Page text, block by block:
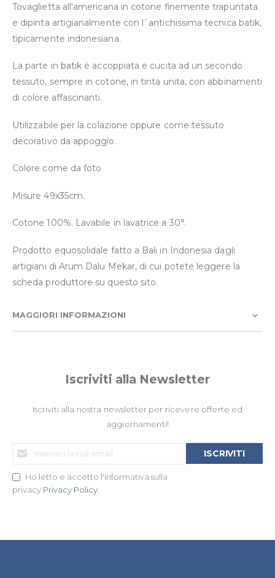
Tovaglietta all'americana in cotone finemente trapuntata
e dipinta artigianalmente con l`antichissima tecnica batik,
tipicamente indonesiana.
La parte in batik è accoppiata e cucita ad un secondo
tessuto, sempre in cotone, in tinta unita, con abbinamenti
di colore affascinanti.
Utilizzabile per la colazione oppure come tessuto
decorativo da appoggio.
Colore come da foto
Misure 49x35cm.
Cotone 100%. Lavabile in lavatrice a 30°.
Prodotto equosolidale fatto a Bali in Indonesia dagli
artigiani di Arum Dalu Mekar, di cui potete leggere la
scheda produttore su questo sito.
MAGGIORI INFORMAZIONI
Iscriviti alla Newsletter
Iscriviti alla nostra newsletter per ricevere offerte ed
aggiornamenti!
Iscriviti
nostra
Ho letto e accetto l'informativa sulla
privacy Privacy Policy
ISCRIVITI